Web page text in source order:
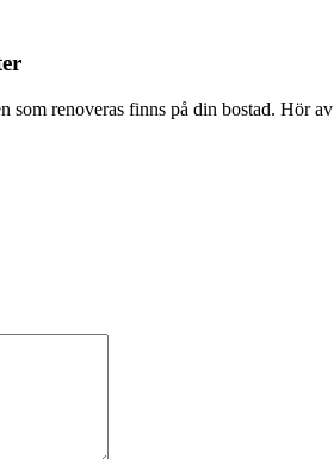
renoveras finns på din bostad.